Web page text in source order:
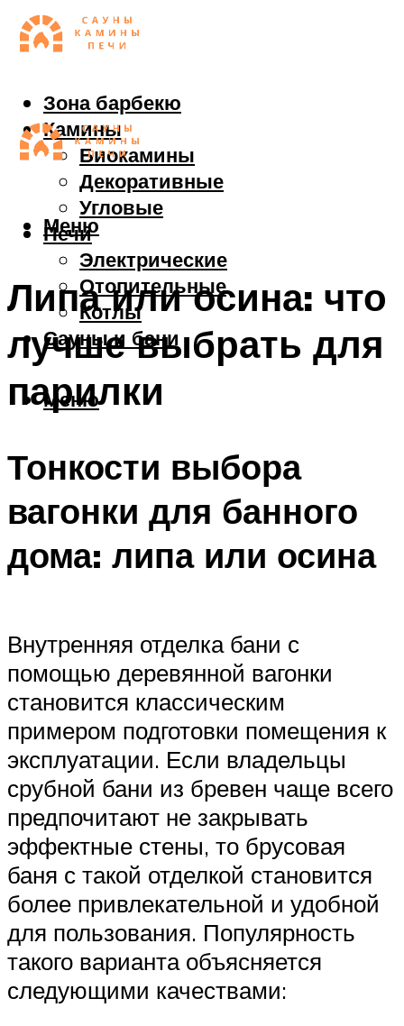
Зона барбекю
Камины
Биокамины
Декоративные
Угловые
Печи
Электрические
Отопительные
Котлы
Сауны и бани
Меню
Меню
Липа или осина: что
лучше выбрать для
парилки
Тонкости выбора
вагонки для банного
дома: липа или осина
Внутренняя отделка бани с
помощью деревянной вагонки
становится классическим
примером подготовки помещения к
эксплуатации. Если владельцы
срубной бани из бревен чаще всего
предпочитают не закрывать
эффектные стены, то брусовая
баня с такой отделкой становится
более привлекательной и удобной
для пользования. Популярность
такого варианта объясняется
следующими качествами: